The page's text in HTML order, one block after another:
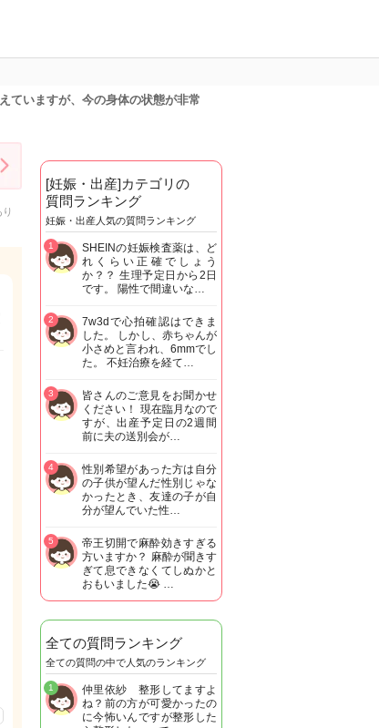
ていますが、今の身体の状態が非常
[妊娠・出産]カテゴリの
質問ランキング
妊娠・出産人気の質問ランキング
SHEINの妊娠検査薬は、ど
れくらい正確でしょう
か？？ 生理予定日から2日
です。 陽性で間違いな…
1
7w3dで心拍確認はできま
した。 しかし、赤ちゃんが
小さめと言われ、6mmでし
た。 不妊治療を経て…
2
皆さんのご意見をお聞かせ
ください！ 現在臨月なので
すが、出産予定日の2週間
前に夫の送別会が…
3
性別希望があった方は自分
の子供が望んだ性別じゃな
かったとき、友達の子が自
分が望んでいた性…
4
帝王切開で麻酔効きすぎる
方いますか？ 麻酔が聞きす
ぎて息できなくてしぬかと
おもいました😭 …
5
全ての質問ランキング
全ての質問の中で人気のランキング
仲里依紗 整形してますよ
ね？前の方が可愛かったの
に今怖いんですが整形した
1